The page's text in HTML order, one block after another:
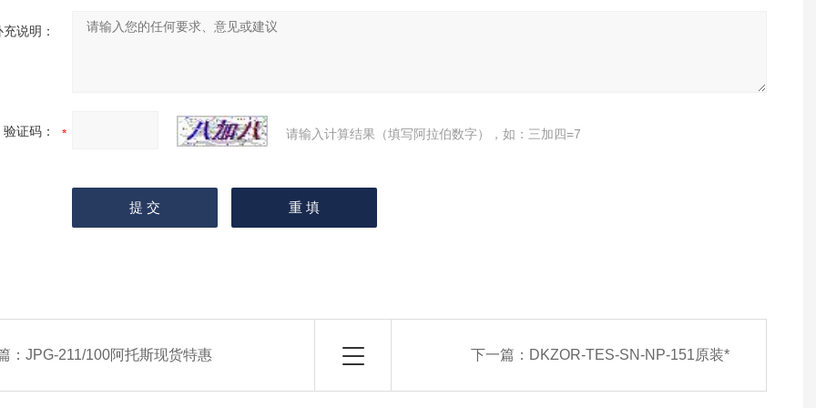
充说明：
验证码： 请输入计算结果（填写阿拉伯数字），如：三加四=7
：JPG-211/100阿托斯现货特惠 下一篇： DKZOR-TES-SN-NP-151原装*